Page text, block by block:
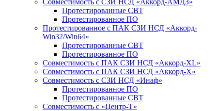
Совместимость с СЗИ НСД «Аккорд-АМДЗ»
Протестированные СВТ
Протестированное ПО
Протестированное с ПАК СЗИ НСД «Аккорд-
Win32/Win64»
Протестированные СВТ
Протестированное ПО
Совместимость с ПАК СЗИ НСД «Аккорд-ХL»
Совместимость с ПАК СЗИ НСД «Аккорд-Х»
Совместимость с СЗИ НСД «Инаф»
Протестированное ПО
Протестированные СВТ
Совместимость с «Центр-Т»